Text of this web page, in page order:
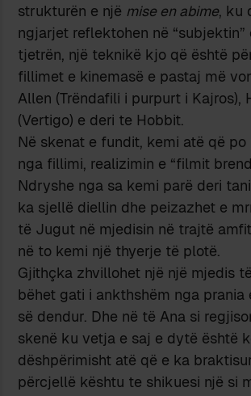
strukturën e një mise en abime, ku
ngjarjet reflektohen në “subjektin”
tjetrën, një teknikë kjo që është
fillimet e kinemasë e pastaj më
Allen (Trëndafili i purpurt i Kajros),
(Vertigo) e deri te Hobbit.
Në skenat e fundit, kemi atë që po
nga fillimi, realizimin e “filmit
Ndryshe nga sa kemi parë deri
ka sjellë diellin dhe peizazhet e
të Jugut në mjedisin në trajtë
në to kemi një thyerje të plotë.
Gjithçka zhvillohet një një mjedis
bëhet gati i ankthshëm nga prania
së dendur. Dhe në të Ana si
skenë ku vetja e saj e dytë është
dëshpërimisht atë që e ka
përcjellë kështu te shikuesi një si